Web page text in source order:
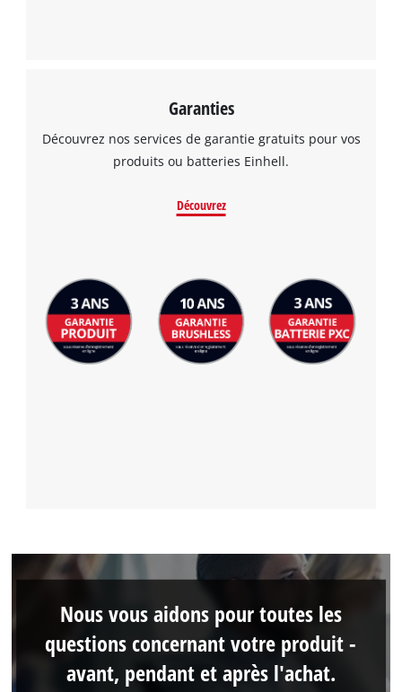
Garanties
Découvrez nos services de garantie gratuits pour vos
produits ou batteries Einhell.
Découvrez
Nous vous aidons pour toutes les
questions concernant votre produit -
avant, pendant et après l'achat.